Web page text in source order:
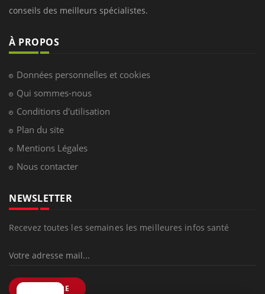
conseils des meilleurs spécialistes.
À PROPOS
Données personnelles et cookies
Qui sommes-nous
Conditions d'utilisation
Plan du site
Mentions Légales
Nous contacter
NEWSLETTER
Recevez toutes les semaines les meilleures infos santé
S'INSCRIRE